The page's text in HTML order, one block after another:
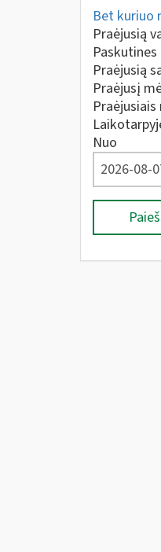
Bet kuriuo
Praėjusią
Praėjusią
Praėjusį
Nuo